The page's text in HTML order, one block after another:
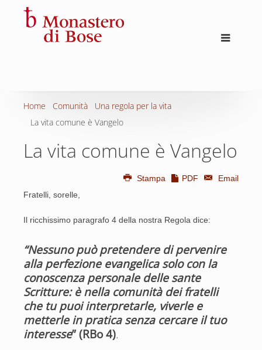
Home Comunità
Una regola per la vita
La vita comune è Vangelo
La vita comune è Vangelo
Stampa PDF
Email
Fratelli, sorelle,
Il ricchissimo paragrafo 4 della nostra Regola dice:
“Nessuno può pretendere di pervenire
alla perfezione evangelica solo con la
conoscenza personale delle sante
Scritture: è nella comunità dei fratelli
che tu puoi interpretarle, viverle e
metterle in pratica senza cercare il tuo
interesse” (RBo 4).